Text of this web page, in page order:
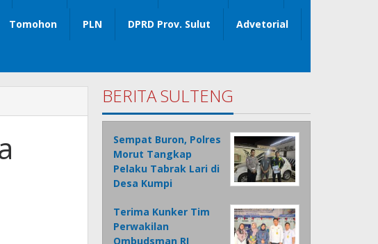
Tomohon PLN DPRD Prov. Sulut Advetorial
BERITA SULTENG
Sempat Buron, Polres
Morut Tangkap
Pelaku Tabrak Lari di
Desa Kumpi
Terima Kunker Tim
Perwakilan
Ombudsman RI